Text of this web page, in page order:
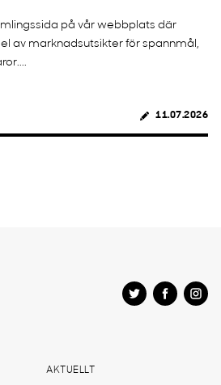
på vår webbplats där
av marknadsutsikter för spannmål,
11.07.2026
AKTUELLT